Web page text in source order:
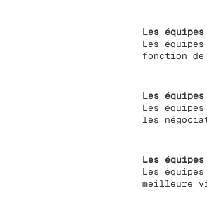
Les
Les
fonction
Les
Les
les
Les
Les
meilleure